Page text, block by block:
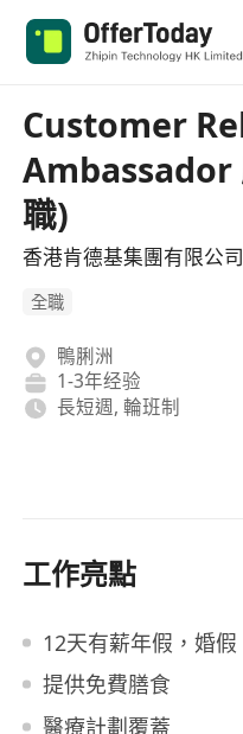
Customer
Ambassador
職)
香港肯德基集團有限公
全職
鴨脷洲
1-3年经验
長短週, 輪班制
工作亮點
12天有薪年假，婚
提供免費膳食
醫療計劃覆蓋